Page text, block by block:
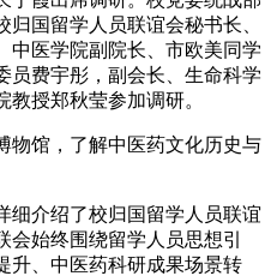
国留学人员联谊会秘书长、
中医学院副院长、市欧美同学
员费宇彤，副会长、生命科学
授郑秋莹参加调研。
馆，了解中医药文化历史与
介绍了校归国留学人员联谊
始终围绕留学人员思想引
升、中医药科研成果场景转